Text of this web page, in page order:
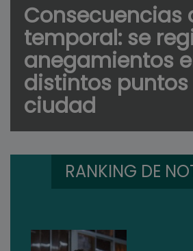
Consecuencias
temporal: se
anegamientos
distintos puntos
ciudad
RANKING DE